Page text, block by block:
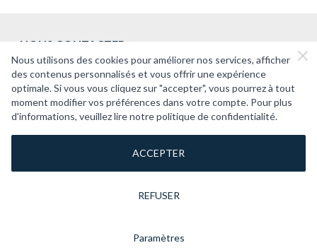
Nous utilisons des cookies pour améliorer nos services, afficher
des contenus personnalisés et vous offrir une expérience
optimale. Si vous vous cliquez sur "accepter", vous pourrez à tout
moment modifier vos préférences dans votre compte. Pour plus
d'informations, veuillez lire notre politique de confidentialité.
ACCEPTER
REFUSER
Paramètres
NOUS CONTACTER
2CV PASSION
SUPPORT